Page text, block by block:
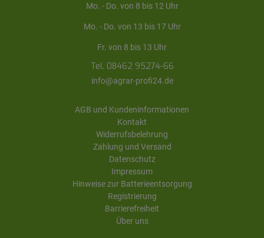
Mo. - Do. von 8 bis 12 Uhr
Mo. - Do. von 13 bis 17 Uhr
Fr. von 8 bis 13 Uhr
Tel. 08462 95274-66
info@agrar-profi24.de
AGB und Kundeninformationen
Kontakt
Widerrufsbelehrung
Zahlung und Versand
Datenschutz
Impressum
Hinweise zur Batterieentsorgung
Registrierung
Barrierefreiheit
Über uns